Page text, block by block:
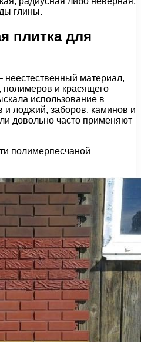
глины.
плитка для
неестественный материал,
и красящего
использование в
и лоджий, заборов, каминов и
довольно часто применяют
полимерпесчаной